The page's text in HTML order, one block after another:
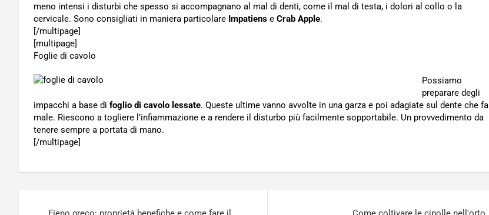
meno intensi i disturbi che spesso si accompagnano al mal di denti, come il mal di testa, i dolori al collo o la
cervicale. Sono consigliati in maniera particolare Impatiens e Crab Apple.
[/multipage]
[multipage]
Foglie di cavolo
Possiamo
preparare degli
impacchi a base di foglio di cavolo lessate. Queste ultime vanno avvolte in una garza e poi adagiate sul dente che fa
male. Riescono a togliere l’infiammazione e a rendere il disturbo più facilmente sopportabile. Un provvedimento da
tenere sempre a portata di mano.
[/multipage]